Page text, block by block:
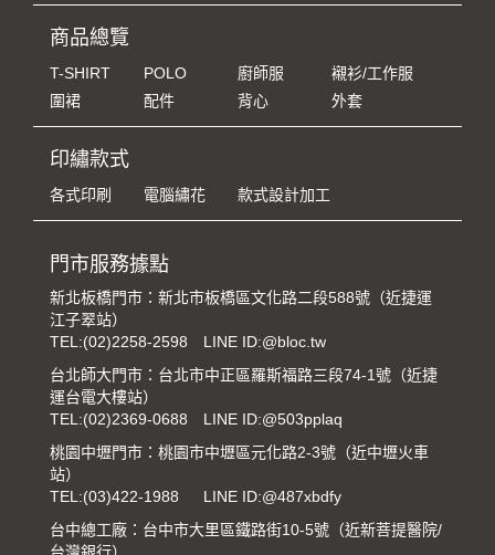
商品總覽
T-SHIRT POLO 廚師服
襯衫/工作服
圍裙
配件 背心 外套
印繡款式
各式印刷 電腦繡花 款式設計加工
門市服務據點
新北板橋門市：新北市板橋區文化路二段588號（近捷運
江子翠站）
TEL:(02)2258-2598
LINE ID:@bloc.tw
台北師大門市：台北市中正區羅斯福路三段74-1號（近捷
運台電大樓站）
TEL:(02)2369-0688
LINE ID:@503pplaq
桃園中壢門市：桃園市中壢區元化路2-3號（近中壢火車
站）
TEL:(03)422-1988
LINE ID:@487xbdfy
台中總工廠：台中市大里區鐵路街10-5號（近新菩提醫院/